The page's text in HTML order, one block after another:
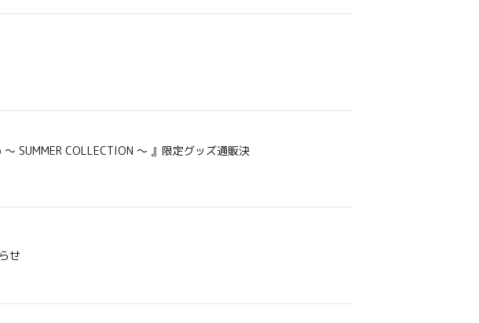
～ SUMMER COLLECTION ～ 』限定グッズ通販決
せ